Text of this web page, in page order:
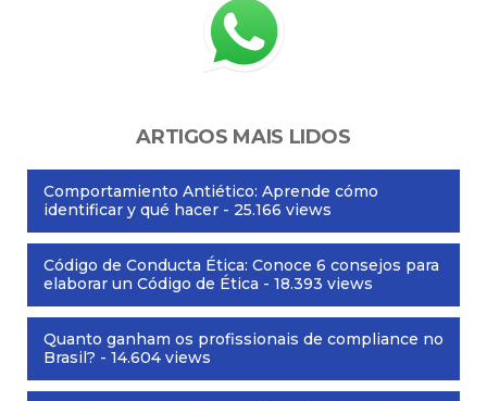
ARTIGOS MAIS LIDOS
Comportamiento Antiético: Aprende cómo
identificar y qué hacer - 25.166 views
Código de Conducta Ética: Conoce 6 consejos para
elaborar un Código de Ética - 18.393 views
Quanto ganham os profissionais de compliance no
Brasil? - 14.604 views